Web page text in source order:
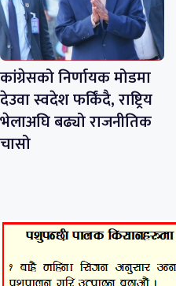
कांग्रेसको निर्णायक मोडमा
देउवा स्वदेश फर्किंदै, राष्ट्रिय
भेलाअघि बढ्यो राजनीतिक
चासो